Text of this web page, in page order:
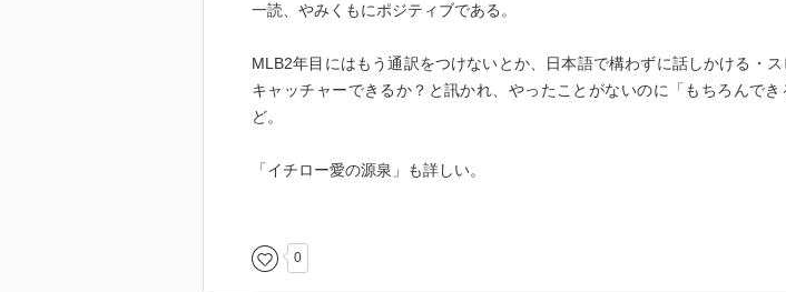
一読、やみくもにポジティブである。
MLB2年目にはもう通訳をつけないとか、日本語で構わずに話しかける・ス
キャッチャーできるか？と訊かれ、やったことがないのに「もちろんでき
ど。
「イチロー愛の源泉」も詳しい。
中でもイチロー4000本安打の時、まさにセカンドを守っていた話（ライ
帰って来たので、そのボールを隠して持って帰ろうとした。だが審判はしっ
返さなくてはならなかった。指紋をいっぱいつけといた）などがめちゃ痛快
0